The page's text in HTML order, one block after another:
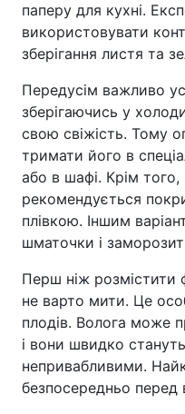
паперу для кухні.
використовувати
зберігання листя та
Передусім важливо
зберігаючись у
свою свіжість. Тому
тримати його в
або в шафі. Крім
рекомендується
плівкою. Іншим
шматочки і
Перш ніж розмістити
не варто мити. Це
плодів. Волога може
і вони швидко
непривабливими.
безпосередньо перед